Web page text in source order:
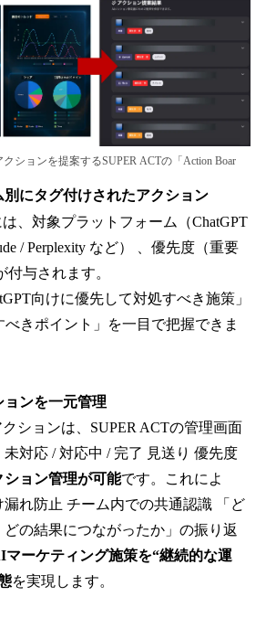
ションを提案するSUPER ACTの「Action Boar
別にタグ付けされたアクション
、対象プラットフォーム（ChatGPT
/ Perplexity など） 、優先度（重要
付与されます。
向けに優先して対処すべき施策」
べきポイント」を一目で把握できま
ョンを一元管理
ションは、SUPER ACTの管理画面
未対応 / 対応中 / 完了 見送り 優先度
ション管理が可能です。これによ
漏れ防止 チーム内での共通認識 「ど
の結果につながったか」の振り返
マーケティング施策を“継続的な運
を実現します。